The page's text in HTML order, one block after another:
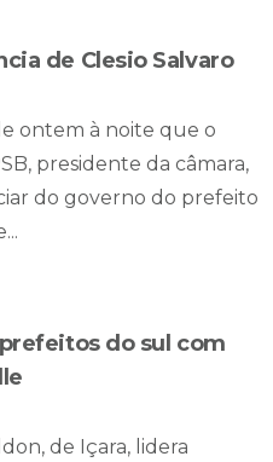
de Clesio Salvaro
ontem à noite que o
presidente da câmara,
do governo do prefeito
do sul com
de Içara, lidera